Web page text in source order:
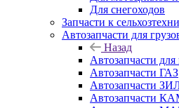
Для снегоходов
Запчасти к
Автозапчасти для
Назад
Автозапчасти
Автозапчасти ГАЗ
Автозапчасти
Автозапчасти